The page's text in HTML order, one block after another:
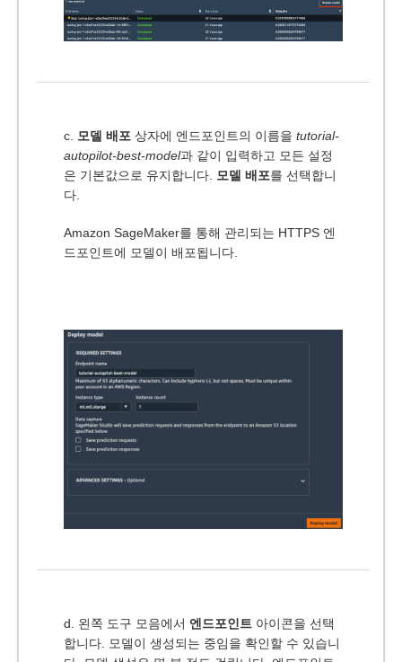
c. 모델 배포 상자에 엔드포인트의 이름을 tutorial-
autopilot-best-model과 같이 입력하고 모든 설정
은 기본값으로 유지합니다.
모델 배포를 선택합니
다.
Amazon SageMaker를 통해 관리되는 HTTPS 엔
드포인트에 모델이 배포됩니다.
d. 왼쪽 도구 모음에서 엔드포인트 아이콘을 선택
합니다. 모델이 생성되는 중임을 확인할 수 있습니